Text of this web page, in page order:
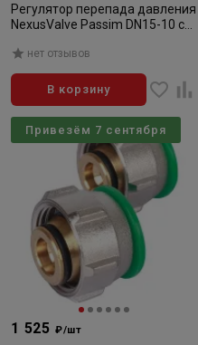
Регулятор перепада давления
NexusValve Passim DN15-10 с
нет отзывов
В корзину
1 525 ₽/шт
Привезём 7 сентября